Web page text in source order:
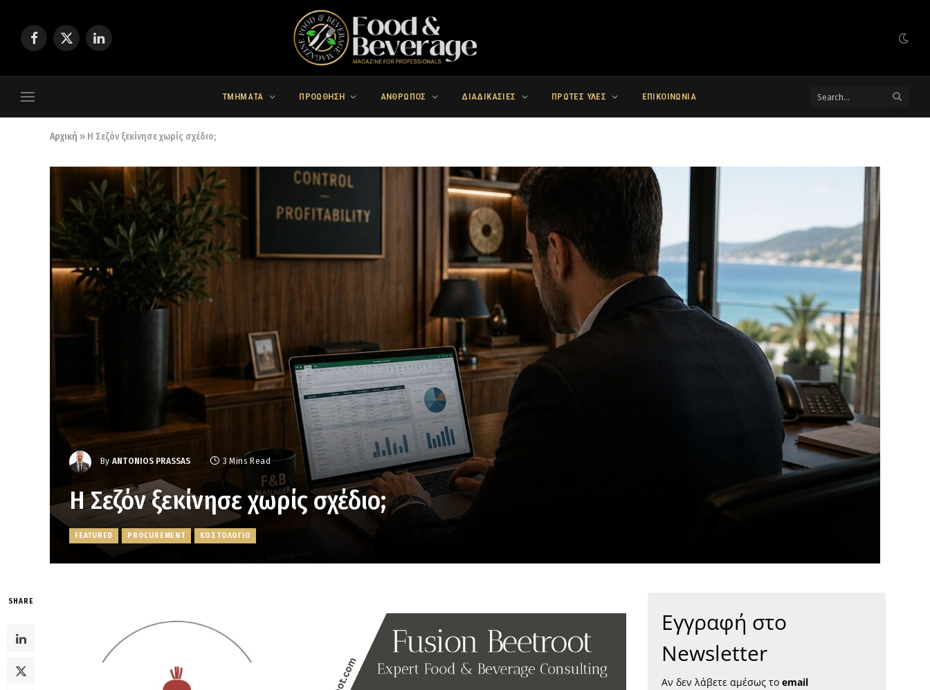
Facebook
X
LinkedIn
ΤΜΗΜΑΤΑ ΠΡΟΩΘΗΣΗ ΑΝΘΡΩΠΟΣ ΔΙΑΔΙΚΑΣΙΕΣ ΠΡΩΤΕΣ ΥΛΕΣ ΕΠΙΚΟΙΝΩΝΙΑ
Αρχική » Η Σεζόν ξεκίνησε χωρίς σχέδιο;
By ANTONIOS PRASSAS 3 Mins Read
Η Σεζόν ξεκίνησε χωρίς σχέδιο;
FEATURED PROCUREMENT ΚΟΣΤΟΛΟΓΙΟ
SHARE
Εγγραφή στο
Newsletter
Αν δεν λάβετε αμέσως το email